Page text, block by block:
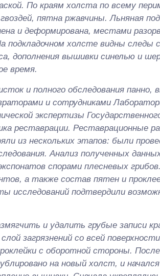
По краям холста по всему
пятна ржавчины. Льняная
и деформирована, местами
подкладочном холсте видны следы
дополнения вышивки синелью и
время.
и полного обследования панно,
и сотрудниками
экспертизы
реставрации. Реставрационные
из нескольких этапов: были
Анализ полученных
спорами плесневых
а также состав пятен и
исследований подтвердили
и удалить грубые записи
загрязнений со всей
с оборотной стороны.
на новый холст, и